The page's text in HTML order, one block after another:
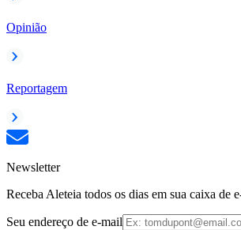
Opinião
Reportagem
Newsletter
Receba Aleteia todos os dias em sua caixa de
Seu endereço de e-mail